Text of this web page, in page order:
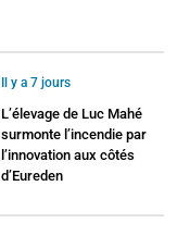
Il y a 7 jours
L’élevage de Luc Mahé
surmonte l’incendie par
l’innovation aux côtés
d’Eureden